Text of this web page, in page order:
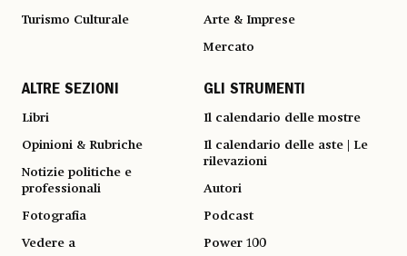
Turismo Culturale Arte & Imprese
Mercato
ALTRE SEZIONI
Libri
Opinioni & Rubriche
Notizie politiche e
professionali
Fotografia
Vedere a
GLI STRUMENTI
Il calendario delle mostre
Il calendario delle aste | Le
rilevazioni
Autori
Podcast
Power 100